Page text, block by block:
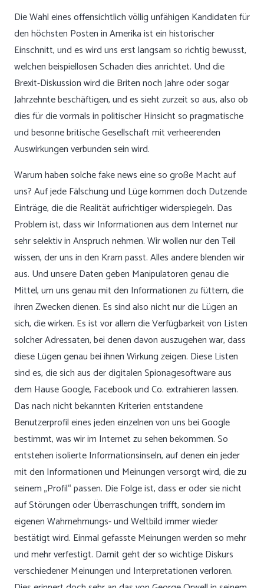
Die Wahl eines offensichtlich völlig unfähigen Kandidaten für
den höchsten Posten in Amerika ist ein historischer
Einschnitt, und es wird uns erst langsam so richtig bewusst,
welchen beispiellosen Schaden dies anrichtet. Und die
Brexit-Diskussion wird die Briten noch Jahre oder sogar
Jahrzehnte beschäftigen, und es sieht zurzeit so aus, also ob
dies für die vormals in politischer Hinsicht so pragmatische
und besonne britische Gesellschaft mit verheerenden
Auswirkungen verbunden sein wird.
Warum haben solche fake news eine so große Macht auf
uns? Auf jede Fälschung und Lüge kommen doch Dutzende
Einträge, die die Realität aufrichtiger widerspiegeln. Das
Problem ist, dass wir Informationen aus dem Internet nur
sehr selektiv in Anspruch nehmen. Wir wollen nur den Teil
wissen, der uns in den Kram passt. Alles andere blenden wir
aus. Und unsere Daten geben Manipulatoren genau die
Mittel, um uns genau mit den Informationen zu füttern, die
ihren Zwecken dienen. Es sind also nicht nur die Lügen an
sich, die wirken. Es ist vor allem die Verfügbarkeit von Listen
solcher Adressaten, bei denen davon auszugehen war, dass
diese Lügen genau bei ihnen Wirkung zeigen. Diese Listen
sind es, die sich aus der digitalen Spionagesoftware aus
dem Hause Google, Facebook und Co. extrahieren lassen.
Das nach nicht bekannten Kriterien entstandene
Benutzerprofil eines jeden einzelnen von uns bei Google
bestimmt, was wir im Internet zu sehen bekommen. So
entstehen isolierte Informationsinseln, auf denen ein jeder
mit den Informationen und Meinungen versorgt wird, die zu
seinem „Profil“ passen. Die Folge ist, dass er oder sie nicht
auf Störungen oder Überraschungen trifft, sondern im
eigenen Wahrnehmungs- und Weltbild immer wieder
bestätigt wird. Einmal gefasste Meinungen werden so mehr
und mehr verfestigt. Damit geht der so wichtige Diskurs
verschiedener Meinungen und Interpretationen verloren.